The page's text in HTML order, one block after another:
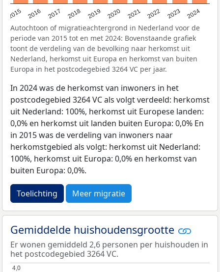
2015 2016 2017 2018 2019 2020 2021 2022 2023 2024
Autochtoon of migratieachtergrond in Nederland voor de
periode van 2015 tot en met 2024: Bovenstaande grafiek
toont de verdeling van de bevolking naar herkomst uit
Nederland, herkomst uit Europa en herkomst van buiten
Europa in het postcodegebied 3264 VC per jaar.
In 2024 was de herkomst van inwoners in het
postcodegebied 3264 VC als volgt verdeeld: herkomst
uit Nederland: 100%, herkomst uit Europese landen:
0,0% en herkomst uit landen buiten Europa: 0,0% En
in 2015 was de verdeling van inwoners naar
herkomstgebied als volgt: herkomst uit Nederland:
100%, herkomst uit Europa: 0,0% en herkomst van
buiten Europa: 0,0%.
Toelichting Meer migratie
Gemiddelde huishoudensgrootte
Er wonen gemiddeld 2,6 personen per huishouden in
het postcodegebied 3264 VC.
4,0
4,0